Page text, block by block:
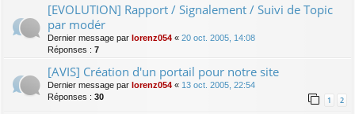
[EVOLUTION] Rapport / Signalement / Suivi de Topic
par modér
Dernier message par lorenz054 « 20 oct. 2005, 14:08
Réponses : 7
[AVIS] Création d'un portail pour notre site
Dernier message par lorenz054 « 13 oct. 2005, 22:54
Réponses : 30 1 2